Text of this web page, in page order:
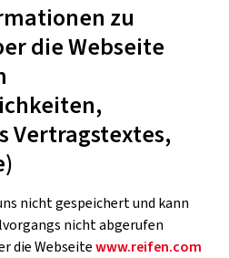
zu
die Webseite
Vertragstextes,
nicht gespeichert und kann
nicht abgerufen
die Webseitewww.reifen.com